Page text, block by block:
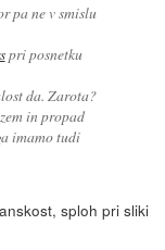
pa ne v smislu
pri posnetku
da. Zarota?
in propad
imamo tudi
sploh pri sliki